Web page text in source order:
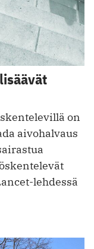
on
aivohalvaus
lehdessä